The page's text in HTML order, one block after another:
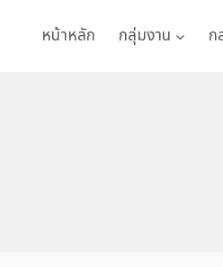
หน้าหลัก กลุ่มงาน ก